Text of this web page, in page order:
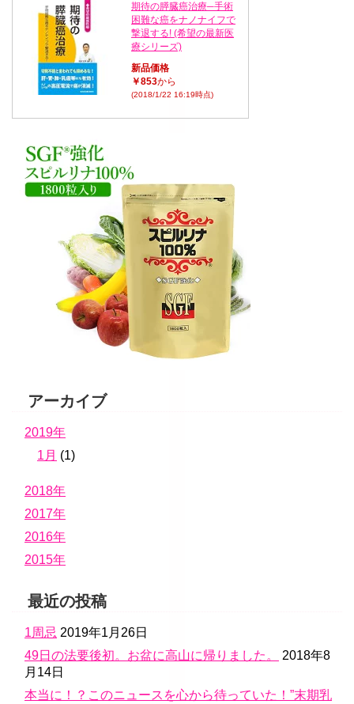
期待の膵臓癌治療─手術
困難な癌をナノナイフで
撃退する! (希望の最新医
療シリーズ)
新品価格
￥853から
(2018/1/22 16:19時点)
アーカイブ
2019年
1月 (1)
2018年
2017年
2016年
2015年
最近の投稿
1周忌 2019年1月26日
49日の法要後初。お盆に高山に帰りました。
2018年8
月14日
本当に！？このニュースを心から待っていた！”末期乳